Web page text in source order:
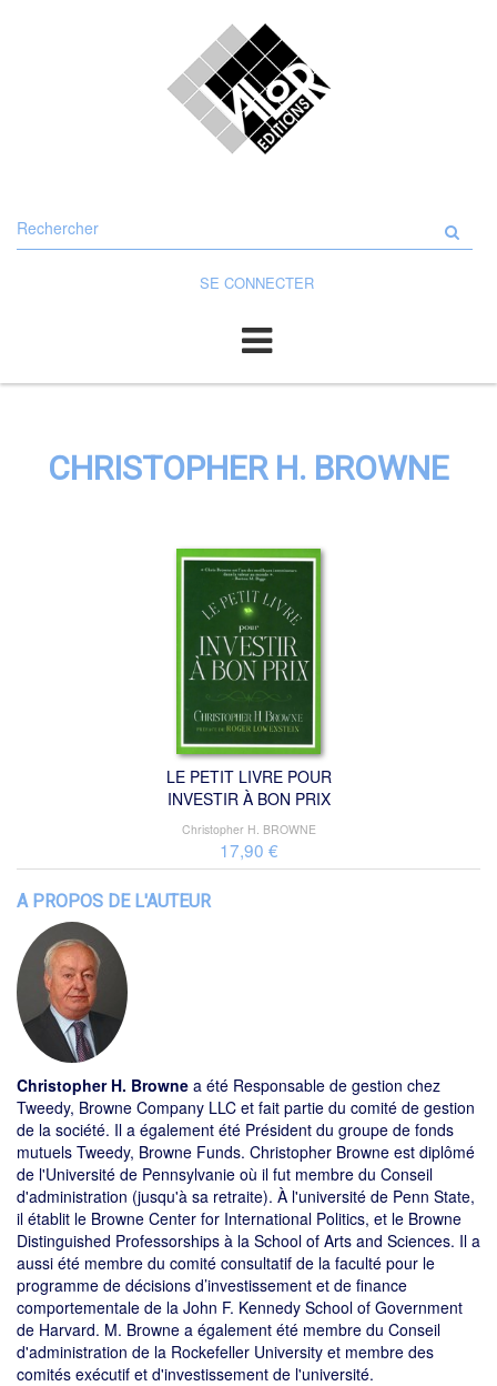
sur
le
SE CONNECTER
CHRISTOPHER H. BROWNE
LE PETIT LIVRE POUR
INVESTIR À BON PRIX
Christopher H. BROWNE
17,90 €
A PROPOS DE L'AUTEUR
Christopher H. Browne a été Responsable de gestion chez
Tweedy, Browne Company LLC et fait partie du comité de gestion
de la société. Il a également été Président du groupe de fonds
mutuels Tweedy, Browne Funds. Christopher Browne est diplômé
de l'Université de Pennsylvanie où il fut membre du Conseil
d'administration (jusqu'à sa retraite). À l'université de Penn State,
il établit le Browne Center for International Politics, et le Browne
Distinguished Professorships à la School of Arts and Sciences. Il a
aussi été membre du comité consultatif de la faculté pour le
programme de décisions d’investissement et de finance
comportementale de la John F. Kennedy School of Government
de Harvard. M. Browne a également été membre du Conseil
d'administration de la Rockefeller University et membre des
comités exécutif et d'investissement de l'université.